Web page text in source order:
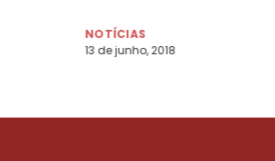
debatedoras
NOTÍCIAS
13 de junho, 2018